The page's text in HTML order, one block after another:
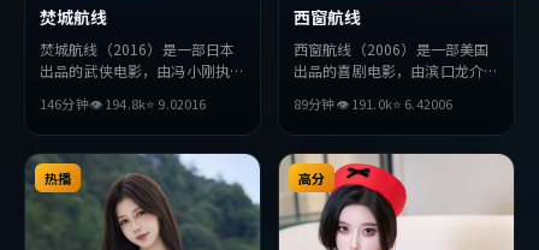
焚城航线
焚城航线（2016）是一部日本
出品的武侠电影，由冯小刚执
主演。影片在叙事与视听上力求
突破，探讨人性与抉择，节奏张
弛有度，适合喜欢该类型的观众
完整观看。
146分钟👁194.8k⭐ 9.02016
西窗航线
西窗航线（2006）是一部美国
出品的喜剧电影，由滨口龙介执
主演。影片在叙事与视听上力求
突破，探讨人性与抉择，节奏张
弛有度，适合喜欢该类型的观众
完整观看。
89分钟👁191.0k⭐ 6.42006
热播 高分